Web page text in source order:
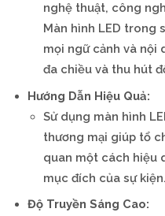
nghệ thuật, công
Màn hình LED trong
mọi ngữ cảnh và nội
đa chiều và thu hút
Hướng Dẫn Hiệu Quả:
Sử dụng màn hình
thương mại giúp tổ
quan một cách hiệu
mục đích của sự kiện.
Độ Truyền Sáng Cao: